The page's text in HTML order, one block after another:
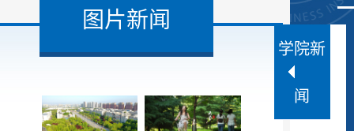
图片新闻
学院新
闻